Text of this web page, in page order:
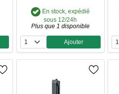
En stock, expédié
sous 12/24h
Plus que 1 disponible
Quantité
Ajouter